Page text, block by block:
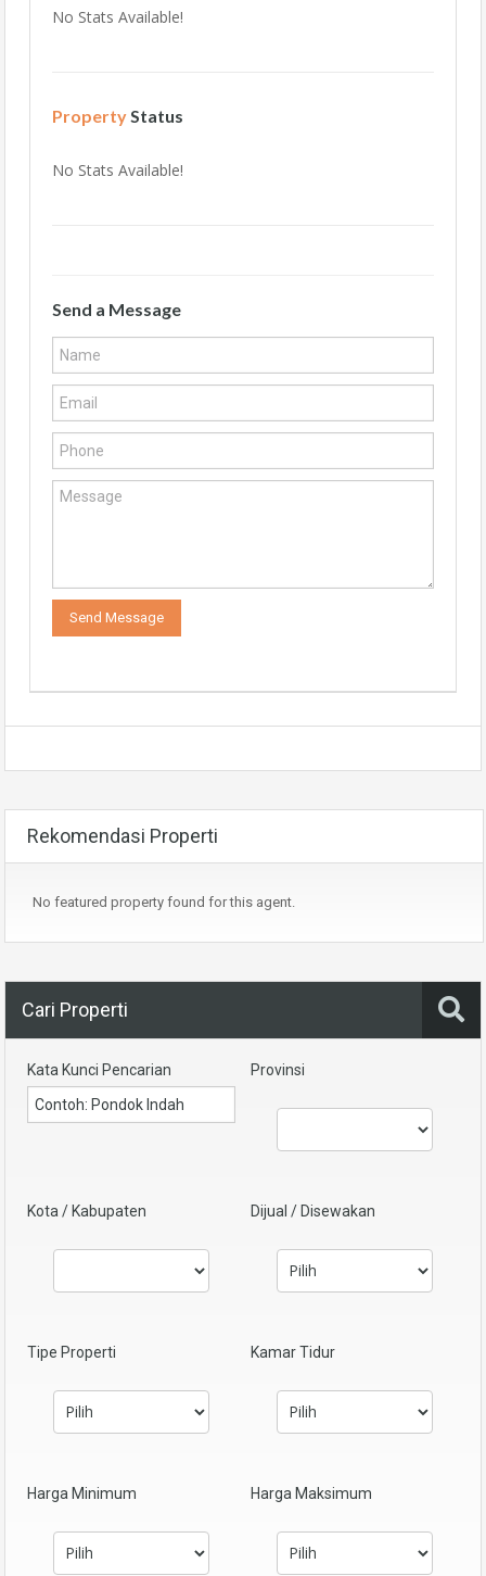
No Stats Available!
Property Status
No Stats Available!
Send a Message
Rekomendasi Properti
No featured property found for this agent.
Cari Properti
Kata Kunci Pencarian Provinsi
Kota / Kabupaten Dijual / Disewakan
Tipe Properti Kamar Tidur
Harga Minimum Harga Maksimum